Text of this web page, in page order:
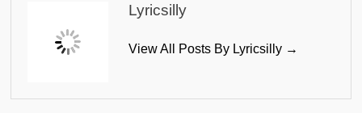
Lyricsilly
View All Posts By Lyricsilly →